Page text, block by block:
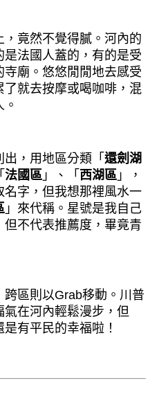
竟然不覺得膩。河內的
法國人蓋的，有的是受
廟。悠悠閒閒地去感受
就去按摩或喝咖啡，混
，用地區分類「 還劍湖
法國區 」、「 西湖區 」，
字，但我想那裡風水一
」來代稱。星號是我自己
不代表推薦度，畢竟青
區則以Grab移動。川普
在河內輕鬆漫步，但
有平民的幸福啦！